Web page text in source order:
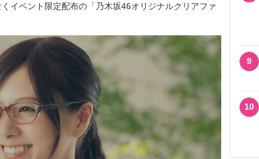
イベント限定配布の「乃木坂46オリジナルクリアファ
9
10